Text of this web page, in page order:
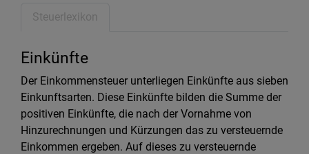
Steuerlexikon
Einkünfte
Der Einkommensteuer unterliegen Einkünfte aus sieben
Einkunftsarten. Diese Einkünfte bilden die Summe der
positiven Einkünfte, die nach der Vornahme von
Hinzurechnungen und Kürzungen das zu versteuernde
Einkommen ergeben. Auf dieses zu versteuernde